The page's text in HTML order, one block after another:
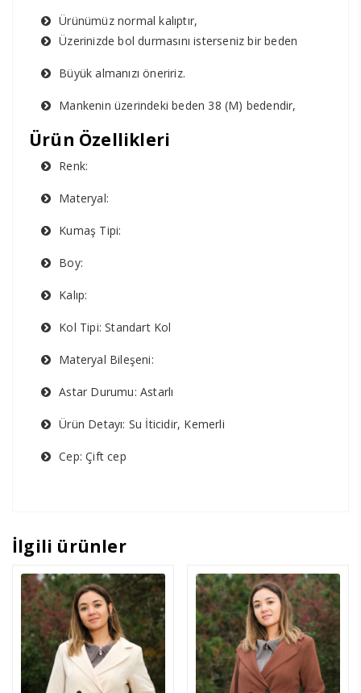
Ürünümüz normal kalıptır,
Üzerinizde bol durmasını isterseniz bir beden
Büyük almanızı öneririz.
Mankenin üzerindeki beden 38 (M) bedendir,
Ürün Özellikleri
Renk:
Materyal:
Kumaş Tipi:
Boy:
Kalıp:
Kol Tipi: Standart Kol
Materyal Bileşeni:
Astar Durumu: Astarlı
Ürün Detayı: Su İticidir, Kemerli
Cep: Çift cep
İlgili ürünler